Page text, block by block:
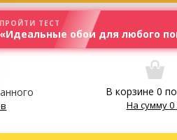
В корзине 0
На сумму0
ПРОЙТИ ТЕСТ
«Идеальные обои для любого